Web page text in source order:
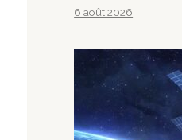
6 août 2026